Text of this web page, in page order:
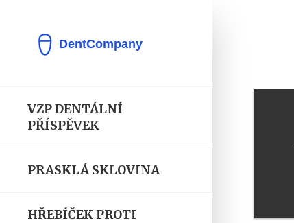
VZP DENTÁLNÍ
PŘÍSPĚVEK
PRASKLÁ SKLOVINA
HŘEBÍČEK PROTI